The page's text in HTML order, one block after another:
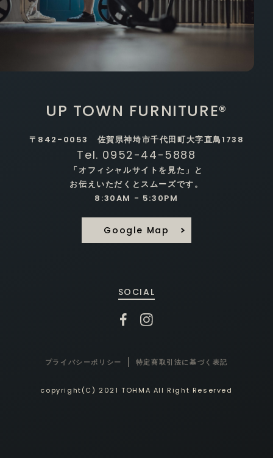
UP TOWN FURNITURE®
〒842-0053 佐賀県神埼市千代田町大字直鳥1738
Tel. 0952-44-5888
「オフィシャルサイトを見た」と
お伝えいただくとスムーズです。
8:30AM - 5:30PM
Google Map
SOCIAL
プライバシーポリシー 特定商取引法に基づく表記
copyright(C) 2021 TOHMA All Right Reserved